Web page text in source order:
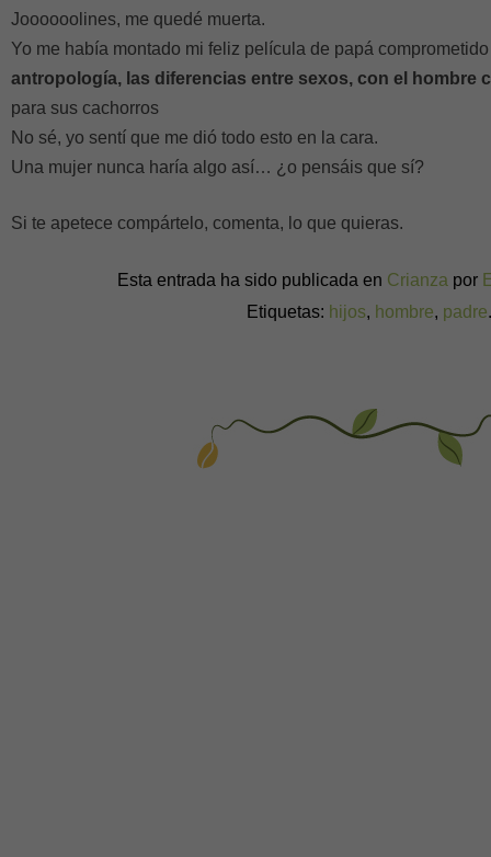
Joooooolines, me quedé muerta.
Yo me había montado mi feliz película de papá
antropología, las diferencias entre sexos, con el hombre
para sus cachorros
No sé, yo sentí que me dió todo esto en la cara.
Una mujer nunca haría algo así… ¿o pensáis que sí?
Si te apetece compártelo, comenta, lo que quieras.
Esta entrada ha sido publicada en Crianza por
Etiquetas: hijos, hombre, padre